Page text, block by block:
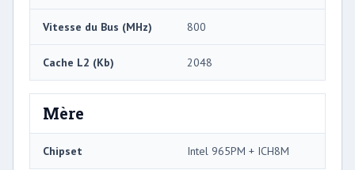
Vitesse du Bus (MHz) 800
Cache L2 (Kb) 2048
Mère
Chipset Intel 965PM + ICH8M